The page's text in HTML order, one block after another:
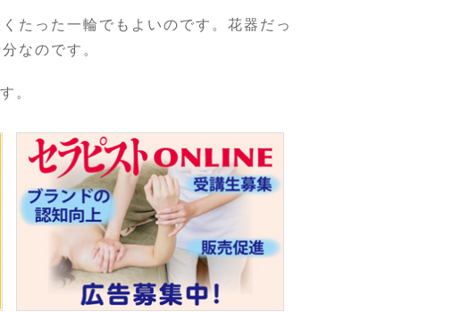
たった一輪でもよいのです。花器だっ
なのです。
。